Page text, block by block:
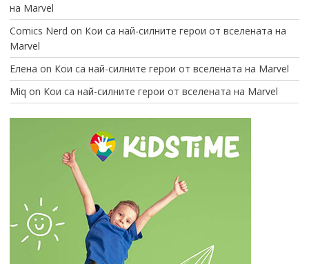
на Marvel
Comics Nerd on Кои са най-силните герои от вселената на
Marvel
Елена on Кои са най-силните герои от вселената на Marvel
Miq on Кои са най-силните герои от вселената на Marvel